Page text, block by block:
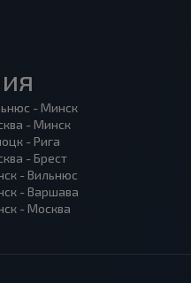
- Минск
- Минск
- Рига
- Брест
- Вильнюс
- Варшава
- Москва